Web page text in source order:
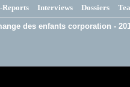
Interviews Dossiers
des enfants corporation -